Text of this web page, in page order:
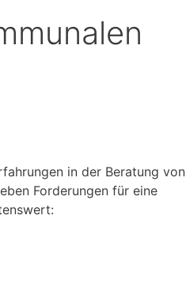
in der Beratung von
Forderungen für eine